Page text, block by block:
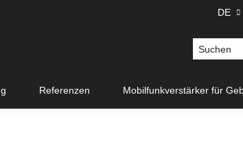
DE
Referenzen Mobilfunkverstärker für